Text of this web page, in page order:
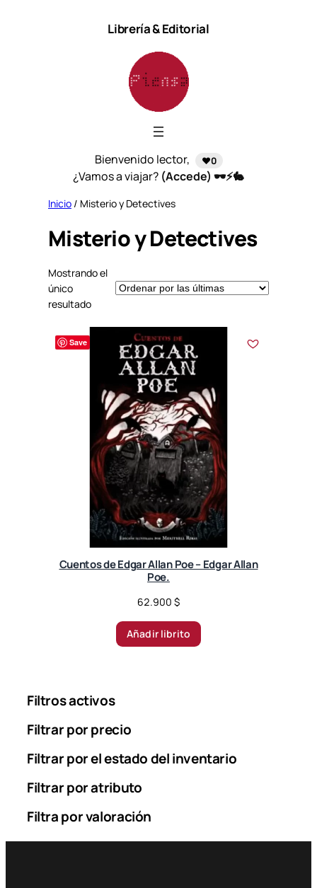
Librería & Editorial
Bienvenido lector, ❤️0
¿Vamos a viajar? (Accede) 🕶️⚡🐇
Inicio / Misterio y Detectives
Misterio y Detectives
Mostrando el
único
resultado
Save
Cuentos de Edgar Allan Poe – Edgar Allan
Poe.
62.900 $
Añadir librito
Filtros activos
Filtrar por precio
Filtrar por el estado del inventario
Filtrar por atributo
Filtra por valoración